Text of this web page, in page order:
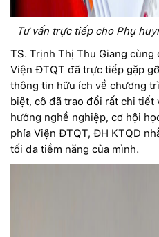
Tư vấn trực tiếp cho Phụ
TS. Trịnh Thị Thu Giang cùng
Viện ĐTQT đã trực tiếp gặp
thông tin hữu ích về chương
biệt, cô đã trao đổi rất chi tiết
hướng nghề nghiệp, cơ hội
phía Viện ĐTQT, ĐH KTQD
tối đa tiềm năng của mình.